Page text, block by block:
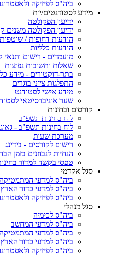
ביה"ס לפיזיקה
מידע לסטודנטים/יות
ידיעון הפקולטה
ידיעון הפקולטה משנים
הודעות דחופות / שוטפות
הודעות כלליות
מועמדים - רישום ותנאי
שאלות ותשובות נפוצות
בתר-דוקטורים - מידע
התפלגות ציוני בוגרים
מידע אישי לסטודנט
שער אוניברסיטאי
קורסים ובחינות
לוח בחינות תשפ"ב
לוח בחינות תשפ"ב -
מערכת שעות
רישום לקורסים - בידינג
הנחיות לנבחנים בזמן
טפסי בקשה למדור
סגל אקדמי
ביה"ס למדעי המתמטיקה
ביה"ס למדעי כדור הארץ
ביה"ס לפיזיקה
סגל מנהלי
ביה"ס לכימיה
ביה"ס למדעי המחשב
ביה"ס למדעי המתמטיקה
ביה"ס למדעי כדור הארץ
ביה"ס לפיזיקה